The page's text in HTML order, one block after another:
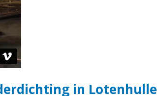
in Lotenhulle